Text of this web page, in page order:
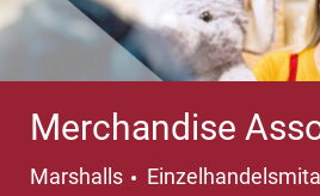
Merchandise
Marshalls Kategorie